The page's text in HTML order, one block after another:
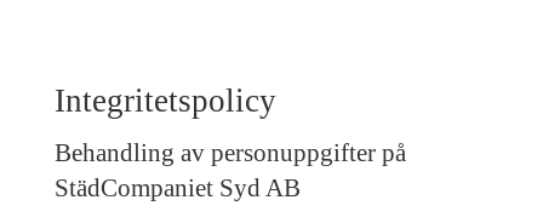
Integritetspolicy
Behandling av personuppgifter på
StädCompaniet Syd AB